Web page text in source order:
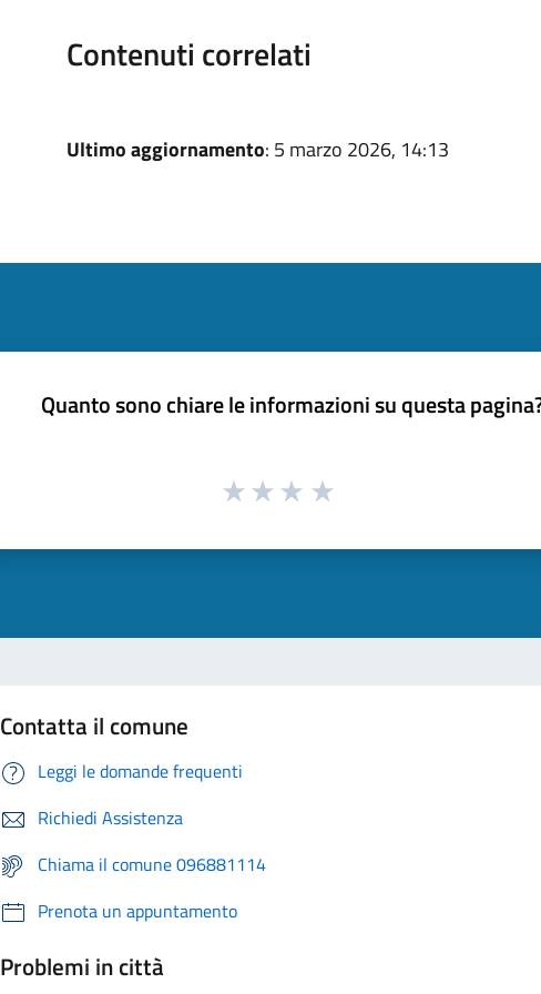
Contenuti correlati
Ultimo aggiornamento: 5 marzo 2026, 14:13
Quanto sono chiare le informazioni su questa
Contatta il comune
Leggi le domande frequenti
Richiedi Assistenza
Chiama il comune 096881114
Prenota un appuntamento
Problemi in città